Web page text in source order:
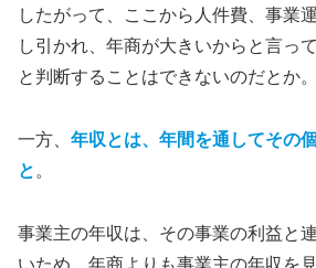
したがって、ここから人件費、事業
し引かれ、年商が大きいからと言っ
と判断することはできないのだとか。
一方、 年収とは、年間を通してその
と。
事業主の年収は、その事業の利益と